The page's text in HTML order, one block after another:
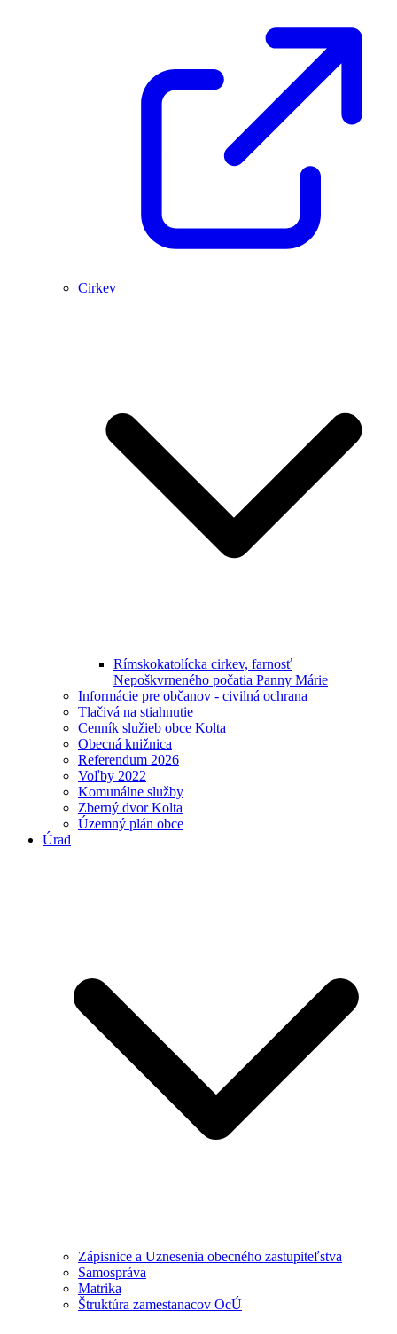
Cirkev
Rímskokatolícka cirkev, farnosť
Nepoškvrneného počatia Panny Márie
Informácie pre občanov - civilná ochrana
Tlačivá na stiahnutie
Cenník služieb obce Kolta
Obecná knižnica
Referendum 2026
Voľby 2022
Komunálne služby
Zberný dvor Kolta
Územný plán obce
Úrad
Zápisnice a Uznesenia obecného zastupiteľstva
Samospráva
Matrika
Štruktúra zamestanacov OcÚ